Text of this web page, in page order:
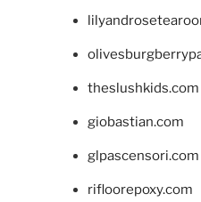
theslushkids.com
giobastian.com
glpascensori.com
rifloorepoxy.com